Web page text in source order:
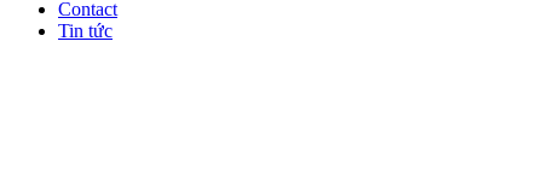
Contact
Tin tức